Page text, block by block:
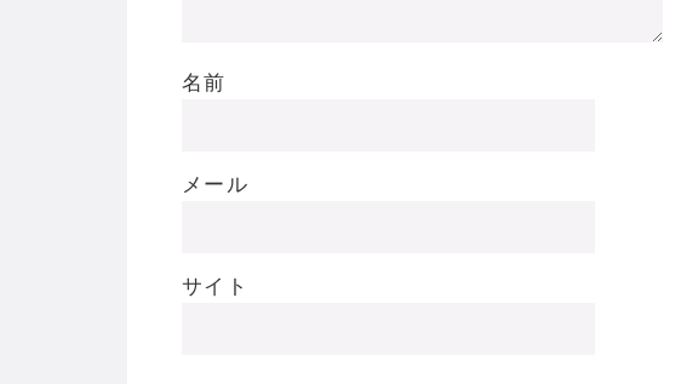
名前
メール
サイト